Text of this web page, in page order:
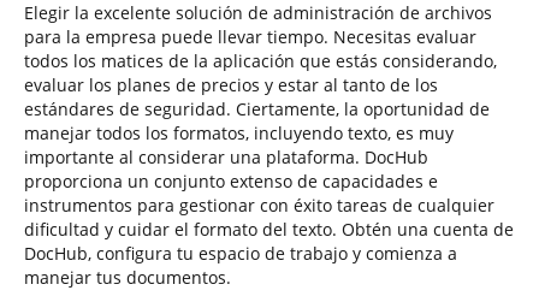
Elegir la excelente solución de administración de archivos
para la empresa puede llevar tiempo. Necesitas evaluar
todos los matices de la aplicación que estás considerando,
evaluar los planes de precios y estar al tanto de los
estándares de seguridad. Ciertamente, la oportunidad de
manejar todos los formatos, incluyendo texto, es muy
importante al considerar una plataforma. DocHub
proporciona un conjunto extenso de capacidades e
instrumentos para gestionar con éxito tareas de cualquier
dificultad y cuidar el formato del texto. Obtén una cuenta de
DocHub, configura tu espacio de trabajo y comienza a
manejar tus documentos.